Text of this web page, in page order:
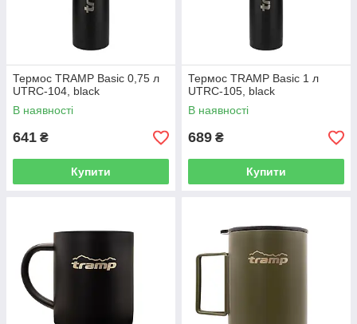
Термос TRAMP Basic 0,75 л
UTRC-104, black
В наявності
641 ₴
Купити
Термос TRAMP Basic 1 л
UTRC-105, black
В наявності
689 ₴
Купити